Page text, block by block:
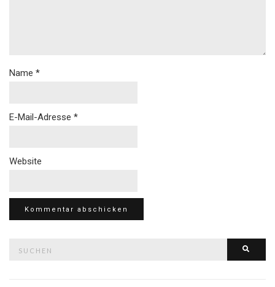
Name *
E-Mail-Adresse *
Website
nach: